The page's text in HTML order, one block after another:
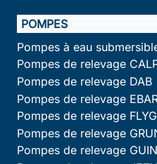
POMPES
Pompes à eau
Pompes de relevage
Pompes de relevage DAB
Pompes de relevage
Pompes de relevage
Pompes de relevage
Pompes de relevage